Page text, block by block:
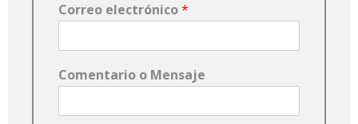
Correo electrónico*
Comentario o Mensaje